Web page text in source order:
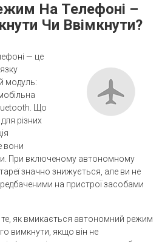
На Телефоні –
Чи Ввімкнути?
— це
модуль:
Що
різних
вони
При включеному автономному
значно знижується, але ви не
на пристрої засобами
те, як вмикається автономний режим
вимкнути, якщо він не